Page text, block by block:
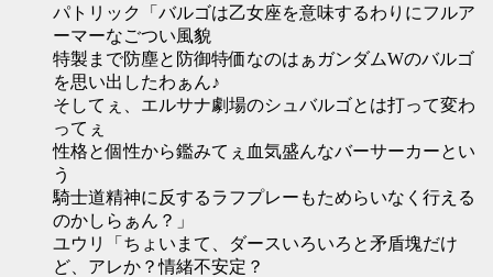
パトリック「バルゴは乙女座を意味するわりにフルア
ーマーなごつい風貌
特製まで防塵と防御特価なのはぁガンダムWのバルゴ
を思い出したわぁん♪
そしてぇ、エルサナ劇場のシュバルゴとは打って変わ
ってぇ
性格と個性から鑑みてぇ血気盛んなバーサーカーとい
う
騎士道精神に反するラフプレーもためらいなく行える
のかしらぁん？」
ユウリ「ちょいまて、ダースいろいろと矛盾塊だけ
ど、アレか？情緒不安定？